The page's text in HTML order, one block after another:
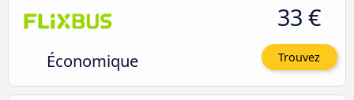
Économique
33 €
Trouvez